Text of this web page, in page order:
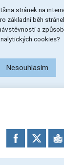
stránek na
základní běh
a
cookies?
Nesouhlasím